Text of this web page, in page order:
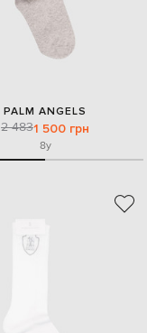
PALM ANGELS
2 4831 500 грн
8y